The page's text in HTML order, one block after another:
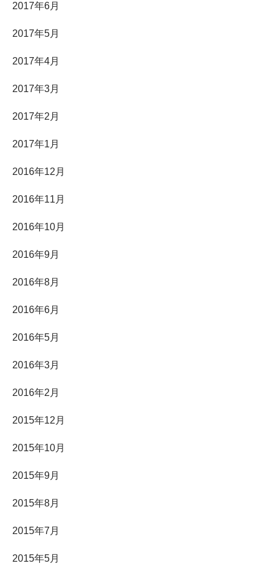
2017年6月
2017年5月
2017年4月
2017年3月
2017年2月
2017年1月
2016年12月
2016年11月
2016年10月
2016年9月
2016年8月
2016年6月
2016年5月
2016年3月
2016年2月
2015年12月
2015年10月
2015年9月
2015年8月
2015年7月
2015年5月